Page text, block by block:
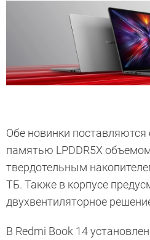
Обе новинки поставляются
памятью LPDDR5X
твердотельным
ТБ. Также в корпусе
двухвентиляторное
В Redmi Book 14